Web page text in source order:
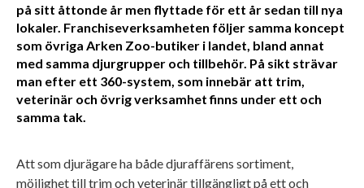
på sitt åttonde år men flyttade för ett år sedan till nya
lokaler. Franchiseverksamheten följer samma koncept
som övriga Arken Zoo-butiker i landet, bland annat
med samma djurgrupper och tillbehör. På sikt strävar
man efter ett 360-system, som innebär att trim,
veterinär och övrig verksamhet finns under ett och
samma tak.
Att som djurägare ha både djuraffärens sortiment,
möjlighet till trim och veterinär tillgängligt på ett och